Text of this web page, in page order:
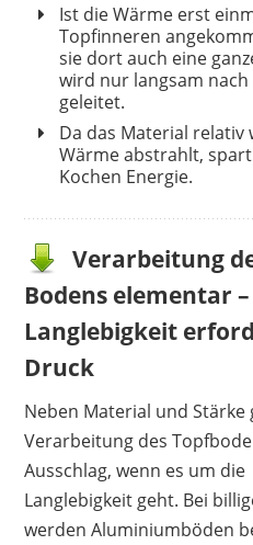
Ist die Wärme erst
Topfinneren
sie dort auch eine
wird nur langsam nach
geleitet.
Da das Material relativ
Wärme abstrahlt,
Kochen Energie.
Verarbeitung
Bodens elementar –
Langlebigkeit
Druck
Neben Material und Stärke
Verarbeitung des
Ausschlag, wenn es um die
Langlebigkeit geht. Bei
werden Aluminiumböden